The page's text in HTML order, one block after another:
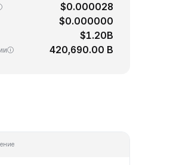
$0.000028
$0.000000
$1.20B
420,690.00 B